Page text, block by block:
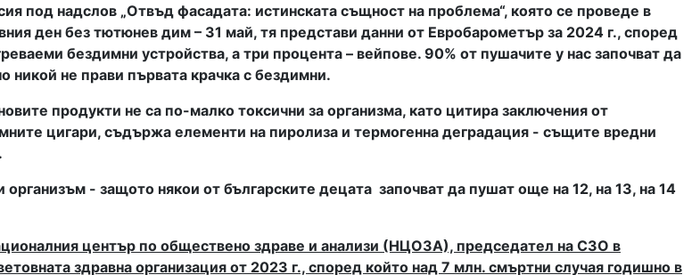
под надслов „Отвъд фасадата: истинската същност на проблема“, която се проведе в
ден без тютюнев дим – 31 май, тя представи данни от Евробарометър за 2024 г., според
бездимни устройства, а три процента – вейпове. 90% от пушачите у нас започват да
никой не прави първата крачка с бездимни.
продукти не са по-малко токсични за организма, като цитира заключения от
цигари, съдържа елементи на пиролиза и термогенна деградация - същите вредни
организъм - защото някои от българските децата започват да пушат още на 12, на 13, на 14
център по обществено здраве и анализи (НЦОЗА), председател на СЗО в
здравна организация от 2023 г., според който над 7 млн. смъртни случая годишно в